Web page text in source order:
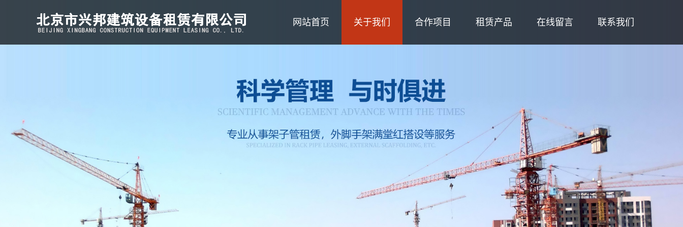
网站首页 关于我们 合作项目 租赁产品 在线留言 联系我们